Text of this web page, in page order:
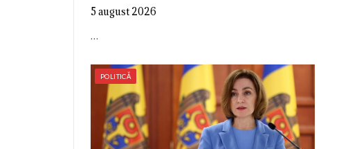
5 august 2026
…
POLITICĂ